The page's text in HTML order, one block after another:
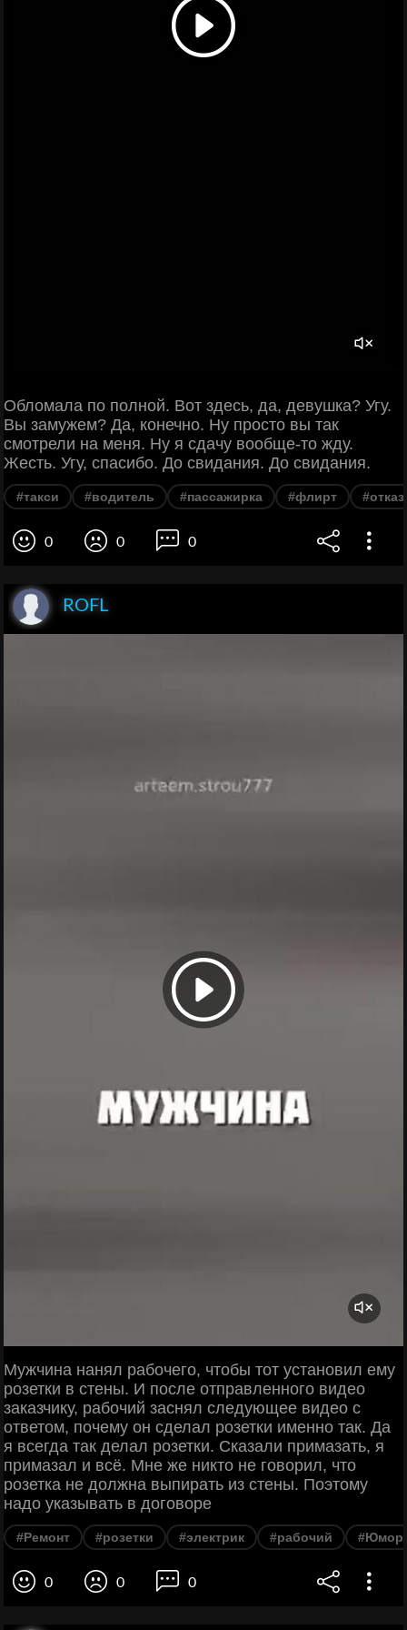
Обломала по полной. Вот здесь, да, девушка? Угу.
Вы замужем? Да, конечно. Ну просто вы так
смотрели на меня. Ну я сдачу вообще-то жду.
Жесть. Угу, спасибо. До свидания. До свидания.
#такси #водитель #пассажирка #флирт #отказ
0 0 0
ROFL
Мужчина нанял рабочего, чтобы тот установил ему
розетки в стены. И после отправленного видео
заказчику, рабочий заснял следующее видео с
ответом, почему он сделал розетки именно так. Да
я всегда так делал розетки. Сказали примазать, я
примазал и всё. Мне же никто не говорил, что
розетка не должна выпирать из стены. Поэтому
надо указывать в договоре
#Ремонт #розетки #электрик #рабочий #Юмор
0 0 0